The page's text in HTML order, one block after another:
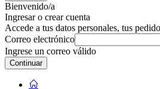
Bienvenido/a
Ingresar o crear cuenta
Accede a tus datos personales, tus
Correo electrónico
Ingrese un correo válido
Continuar